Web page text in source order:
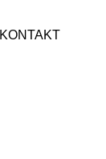
KONTAKT